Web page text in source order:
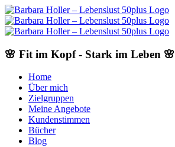
Skip
to
content
🌸 Fit im Kopf - Stark im Leben 🌸
Home
Über mich
Zielgruppen
Meine Angebote
Kundenstimmen
Bücher
Blog